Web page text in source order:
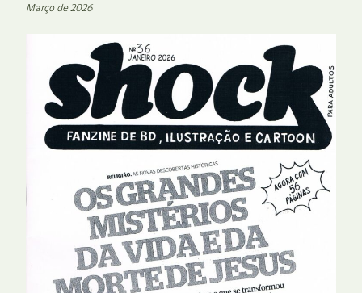
Março de 2026